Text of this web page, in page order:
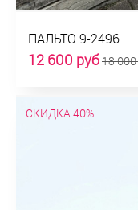
ПАЛЬТО 9-2496
12 600 руб18
СКИДКА 40%